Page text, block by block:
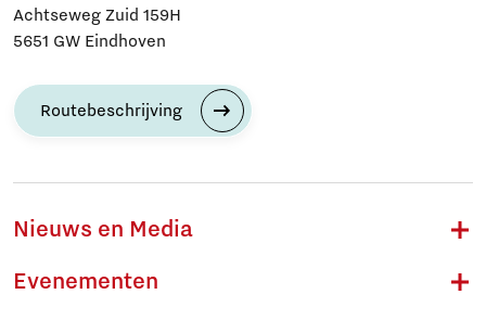
Achtseweg Zuid 159H
5651 GW Eindhoven
Routebeschrijving
Nieuws en Media
Evenementen